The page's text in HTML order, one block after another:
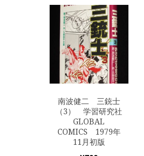
南波健二 三銃士
（3） 学習研究社
GLOBAL
COMICS 1979年
11月初版